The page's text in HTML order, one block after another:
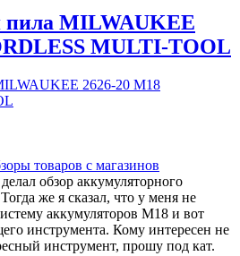
пила MILWAUKEE
MULTI-TOOL
товаров с магазинов
обзор аккумуляторного
же я сказал, что у меня не
аккумуляторов М18 и вот
инструмента. Кому интересен не
инструмент, прошу под кат.